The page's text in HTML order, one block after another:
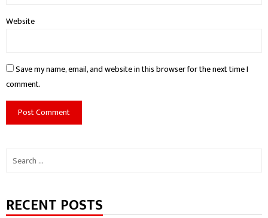
Website
Save my name, email, and website in this browser for the next time I
comment.
Search
RECENT POSTS